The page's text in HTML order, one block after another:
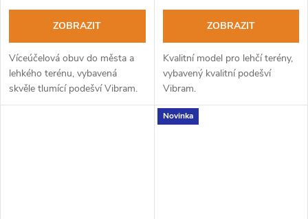
ZOBRAZIT
Víceúčelová obuv do města a
lehkého terénu, vybavená
skvěle tlumící podešví Vibram.
ZOBRAZIT
Kvalitní model pro lehčí terény,
vybavený kvalitní podešví
Vibram.
Novinka